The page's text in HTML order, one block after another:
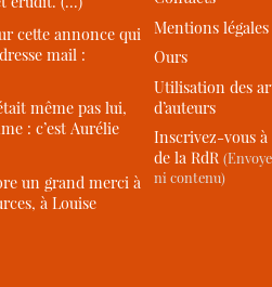
cette annonce qui
mail :
même pas lui,
: c’est Aurélie
un grand merci à
à Louise
Mentions légales
Ours
Utilisation des
d’auteurs
Inscrivez-vous
de la RdR
ni contenu)